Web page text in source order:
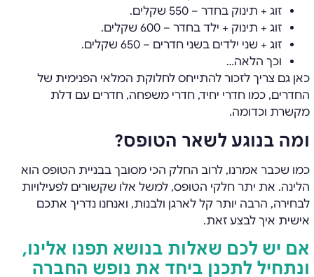
זוג + תינוק בחדר – 550 שקלים.
זוג + תינוק + ילד בחדר – 600 שקלים.
זוג + שני ילדים בשני חדרים – 650 שקלים.
וכך הלאה…
כאן גם צריך לזכור להתייחס לחלוקת המלאי הפנימית של
החדרים, כמו חדרי יחיד, חדרי משפחה, חדרים עם דלת
מקשרת וכדומה.
ומה בנוגע לשאר הטופס?
כמו שכבר אמרנו, לרוב החלק הכי מסובך בבניית הטופס הוא
הלינה. את יתר חלקי הטופס, למשל אלו שקשורים לפעילויות
לבחירה, הרבה יותר קל לארגן ולבנות, ואנחנו נדריך אתכם
אישית איך לבצע זאת.
אם יש לכם שאלות בנושא תפנו אלינו,
ונתחיל לתכנן ביחד את נופש החברה